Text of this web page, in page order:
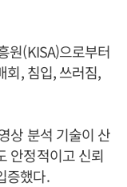
원(KISA)으로부터
회, 침입, 쓰러짐,
상 분석 기술이 산
안정적이고 신뢰
증했다.